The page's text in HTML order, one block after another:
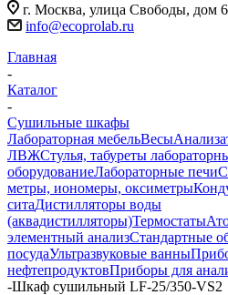
г. Москва, улица Свободы, дом
info@ecoprolab.ru
Главная
-
Каталог
-
Сушильные шкафы
Лабораторная мебельВесы
ЛВЖСтулья, табуреты
оборудованиеЛабораторные печи
метры, иономеры, оксиметры
ситаДистилляторы воды
(аквадистилляторы)Термостаты
элементный анализСтандартные
посудаУльтразвуковые ванны
нефтепродуктовПриборы для
-Шкаф сушильный LF-25/350-VS2